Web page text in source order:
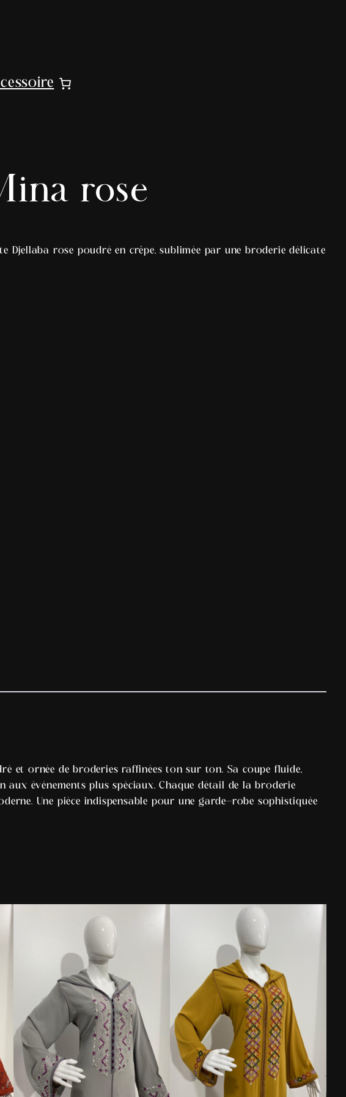
rose
Djellaba rose poudré en crêpe, sublimée par une broderie délicate
et ornée de broderies raffinées ton sur ton. Sa coupe fluide,
événements plus spéciaux. Chaque détail de la broderie
Une pièce indispensable pour une garde-robe sophistiquée